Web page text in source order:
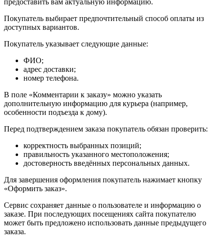
Покупатель выбирает предпочтительный способ оплаты из
доступных вариантов.
Покупатель указывает следующие данные:
ФИО;
адрес доставки;
номер телефона.
В поле «Комментарии к заказу» можно указать
дополнительную информацию для курьера (например,
особенности подъезда к дому).
Перед подтверждением заказа покупатель обязан проверить:
корректность выбранных позиций;
правильность указанного местоположения;
достоверность введённых персональных данных.
Для завершения оформления покупатель нажимает кнопку
«Оформить заказ».
Сервис сохраняет данные о пользователе и информацию о
заказе. При последующих посещениях сайта покупателю
может быть предложено использовать данные предыдущего
заказа.